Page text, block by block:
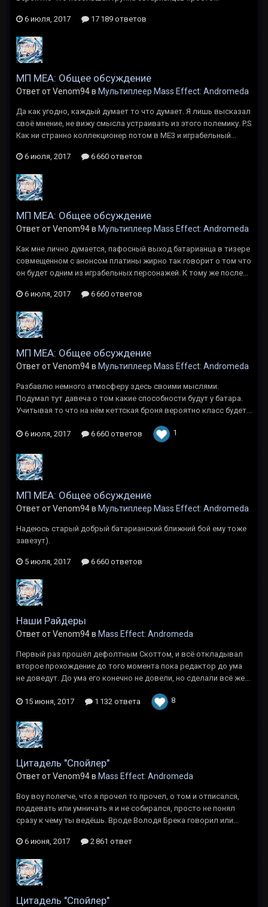
6 июля, 2017 17 189 ответов
МП MEA: Общее обсуждение
Ответ от Venom94 в Мультиплеер Mass Effect: Andromeda
Да как угодно, каждый думает то что думает. Я лишь высказал
своё мнение, не вижу смысла устраивать из этого полемику. P.S
Как ни странно коллекционер потом в ME3 и играбельный...
6 июля, 2017 6 660 ответов
МП MEA: Общее обсуждение
Ответ от Venom94 в Мультиплеер Mass Effect: Andromeda
Как мне лично думается, пафосный выход батарианца в тизере
совмещенном с анонсом платины жирно так говорит о том что
он будет одним из играбельных персонажей. К тому же после...
6 июля, 2017 6 660 ответов
МП MEA: Общее обсуждение
Ответ от Venom94 в Мультиплеер Mass Effect: Andromeda
Разбавлю немного атмосферу здесь своими мыслями.
Подумал тут давеча о том какие способности будут у батара.
Учитывая то что на нём кеттская броня вероятно класс будет...
6 июля, 2017 6 660 ответов 1
МП MEA: Общее обсуждение
Ответ от Venom94 в Мультиплеер Mass Effect: Andromeda
Надеюсь старый добрый батарианский ближний бой ему тоже
завезут).
5 июля, 2017 6 660 ответов
Наши Райдеры
Ответ от Venom94 в Mass Effect: Andromeda
Первый раз прошёл дефолтным Скоттом, и всё откладывал
второе прохождение до того момента пока редактор до ума
не доведут. До ума его конечно не довели, но сделали всё же...
15 июня, 2017 1 132 ответа 8
Цитадель "Спойлер"
Ответ от Venom94 в Mass Effect: Andromeda
Воу воу полегче, что я прочел то прочел, о том и отписался,
поддевать или умничать я и не собирался, просто не понял
сразу к чему ты ведёшь. Вроде Володя Брека говорил или...
6 июня, 2017 2 861 ответ
Цитадель "Спойлер"